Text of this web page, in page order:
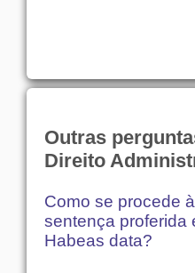
Outras
Direito
Como se procede
sentença proferida
Habeas data?